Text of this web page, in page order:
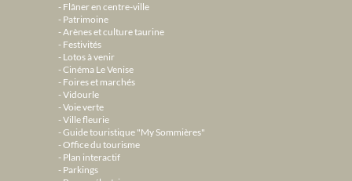
Flâner en centre-ville
Patrimoine
Arènes et culture taurine
Festivités
Lotos à venir
Cinéma Le Venise
Foires et marchés
Vidourle
Voie verte
Ville fleurie
Guide touristique "My Sommières"
Office du tourisme
Plan interactif
Parkings